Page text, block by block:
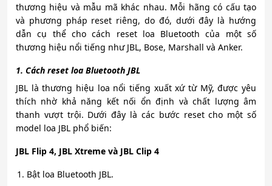
thương hiệu và mẫu mã khác nhau. Mỗi hãng có cấu tạo
và phương pháp reset riêng, do đó, dưới đây là hướng
dẫn cụ thể cho cách reset loa Bluetooth của một số
thương hiệu nổi tiếng như JBL, Bose, Marshall và Anker.
1. Cách reset loa Bluetooth JBL
JBL là thương hiệu loa nổi tiếng xuất xứ từ Mỹ, được yêu
thích nhờ khả năng kết nối ổn định và chất lượng âm
thanh vượt trội. Dưới đây là các bước reset cho một số
model loa JBL phổ biến:
JBL Flip 4, JBL Xtreme và JBL Clip 4
Bật loa Bluetooth JBL.